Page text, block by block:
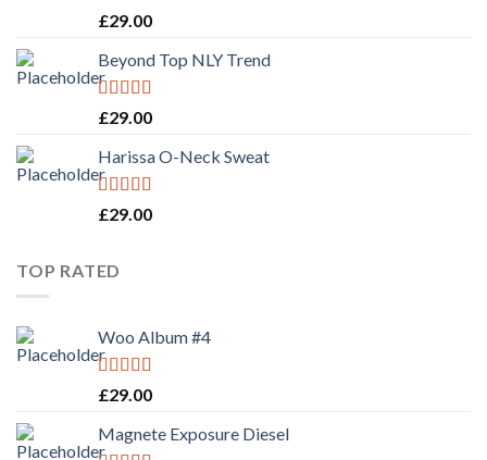
Rated5.00
£29.00
Beyond Top NLY Trend
Rated
of 5
£29.00
Harissa O-Neck Sweat
Rated4.00
£29.00
TOP RATED
Woo Album #4
Rated5.00
£29.00
Magnete Exposure Diesel